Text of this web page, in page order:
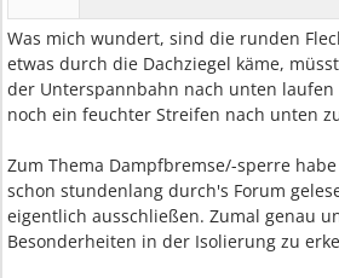
Was mich wundert, sind die runden
etwas durch die Dachziegel käme,
der Unterspannbahn nach unten laufen
noch ein feuchter Streifen nach unten
Zum Thema Dampfbremse/-sperre
schon stundenlang durch's Forum
eigentlich ausschließen. Zumal genau
Besonderheiten in der Isolierung zu